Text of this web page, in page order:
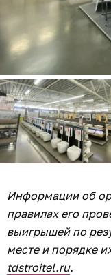
Информации об
правилах его
выигрышей по
месте и порядке
tdstroitel.ru.